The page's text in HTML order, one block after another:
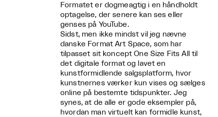
Formatet er dogmeagtig i en håndholdt
optagelse, der senere kan ses eller
genses på YouTube.
Sidst, men ikke mindst vil jeg nævne
danske Format Art Space, som har
tilpasset sit koncept One Size Fits All til
det digitale format og lavet en
kunstformidlende salgsplatform, hvor
kunstnernes værker kun vises og sælges
online på bestemte tidspunkter. Jeg
synes, at de alle er gode eksempler på,
hvordan man virtuelt kan formidle kunst,